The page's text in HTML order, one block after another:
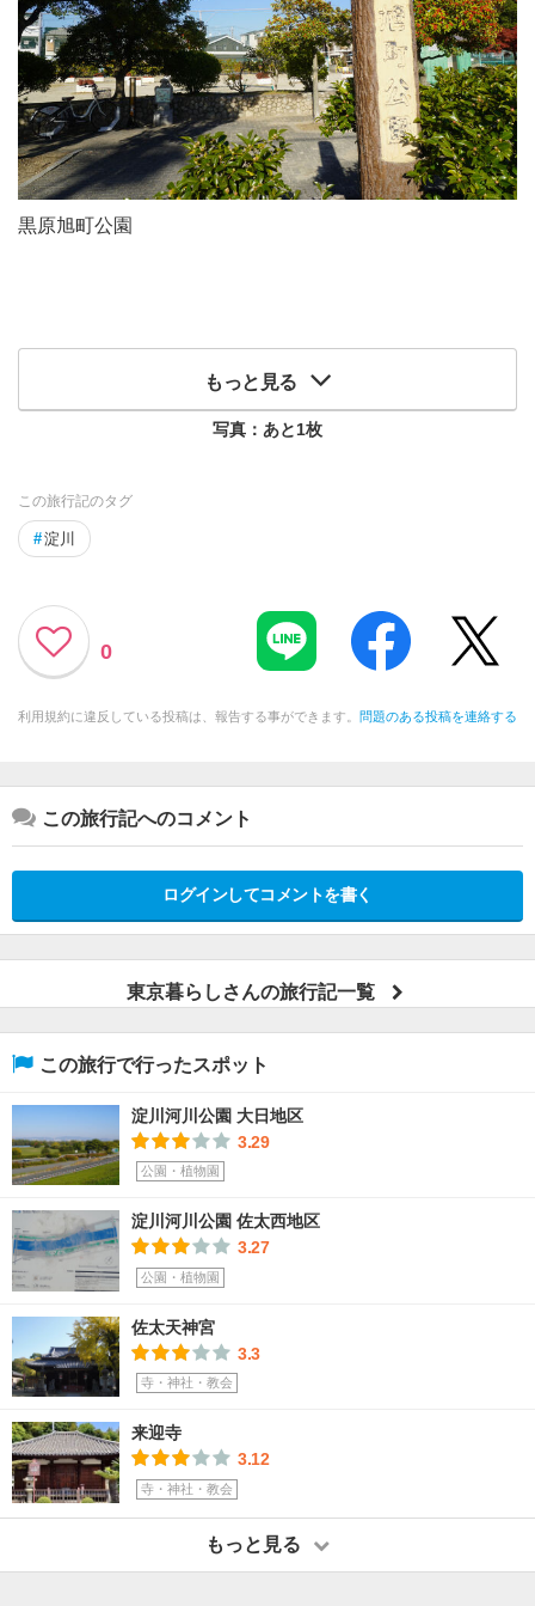
黒原旭町公園
もっと見る
写真：あと1枚
この旅行記のタグ
#淀川
0
利用規約に違反している投稿は、報告する事ができます。 問題のある投稿を連絡する
この旅行記へのコメント
ログインしてコメントを書く
東京暮らしさんの旅行記一覧
この旅行で行ったスポット
淀川河川公園 大日地区
3.29
公園・植物園
淀川河川公園 佐太西地区
3.27
公園・植物園
佐太天神宮
3.3
寺・神社・教会
来迎寺
3.12
寺・神社・教会
もっと見る